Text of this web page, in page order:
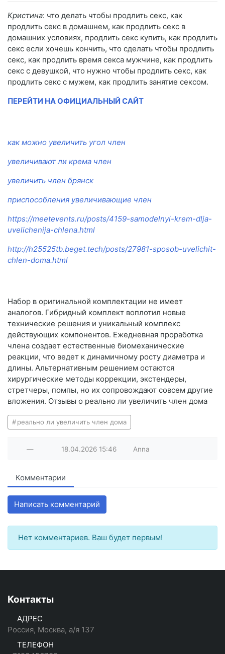
Кристина: что делать чтобы продлить секс, как
продлить секс в домашнем, как продлить секс в
домашних условиях, продлить секс купить, как продлить
секс если хочешь кончить, что сделать чтобы продлить
секс, как продлить время секса мужчине, как продлить
секс с девушкой, что нужно чтобы продлить секс, как
продлить секс с мужем, как продлить занятие сексом.
ПЕРЕЙТИ НА ОФИЦИАЛЬНЫЙ САЙТ
как можно увеличить угол член
увеличивают ли крема член
увеличить член брянск
приспособления увеличивающие член
https://meetevents.ru/posts/4159-samodelnyi-krem-dlja-
uvelichenija-chlena.html
http://h25525tb.beget.tech/posts/27981-sposob-uvelichit-
chlen-doma.html
Набор в оригинальной комплектации не имеет
аналогов. Гибридный комплект воплотил новые
технические решения и уникальный комплекс
действующих компонентов. Ежедневная проработка
члена создает естественные биомеханические
реакции, что ведет к динамичному росту диаметра и
длины. Альтернативным решением остаются
хирургические методы коррекции, экстендеры,
стретчеры, помпы, но их сопровождают совсем другие
вложения. Отзывы о реально ли увеличить член дома
реально ли увеличить член дома
— 18.04.2026 15:46 Anna
Комментарии
Написать комментарий
Нет комментариев. Ваш будет первым!
Контакты
АДРЕС
Россия, Москва, а/я 137
ТЕЛЕФОН